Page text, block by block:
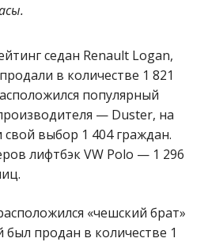
седан Renault Logan,
в количестве 1 821
популярный
— Duster, на
выбор 1 404 граждан.
лифтбэк VW Polo — 1 296
«чешский брат»
был продан в количестве 1